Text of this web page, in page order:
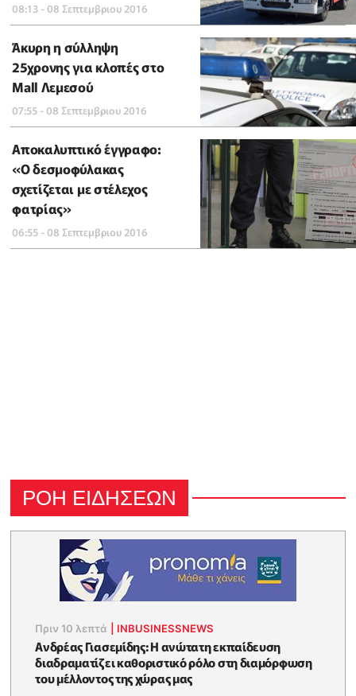
08:13 - 08 Σεπτεμβριου 2016
Άκυρη η σύλληψη
25χρονης για κλοπές στο
Mall Λεμεσού
07:55 - 08 Σεπτεμβριου 2016
Αποκαλυπτικό έγγραφο:
«Ο δεσμοφύλακας
σχετίζεται με στέλεχος
φατρίας»
06:55 - 08 Σεπτεμβριου 2016
ΡΟΗ ΕΙΔΗΣΕΩΝ
Πριν 10 λεπτά INBUSINESSNEWS
Ανδρέας Γιασεμίδης: Η ανώτατη εκπαίδευση
διαδραματίζει καθοριστικό ρόλο στη διαμόρφωση
του μέλλοντος της χώρας μας